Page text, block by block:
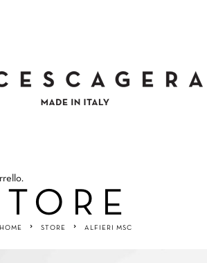
HOME STORE ALFIERI MSC